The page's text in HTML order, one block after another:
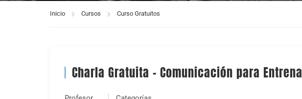
Inicio Cursos Curso Gratuitos
Charla Gratuita – Comunicación para